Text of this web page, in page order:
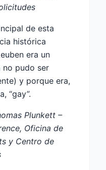
de esta
histórica
era un
no pudo ser
y porque era,
“gay”.
Plunkett –
Oficina de
y Centro de